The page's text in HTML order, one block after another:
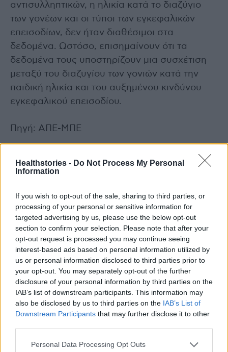
Healthstories - Do Not Process My Personal
Information
If you wish to opt-out of the sale, sharing to third parties, or
processing of your personal or sensitive information for
targeted advertising by us, please use the below opt-out
section to confirm your selection. Please note that after your
opt-out request is processed you may continue seeing
interest-based ads based on personal information utilized by
us or personal information disclosed to third parties prior to
your opt-out. You may separately opt-out of the further
disclosure of your personal information by third parties on the
IAB’s list of downstream participants. This information may
also be disclosed by us to third parties on the IAB’s List of
Downstream Participants that may further disclose it to other
Personal Data Processing Opt Outs
αντισυλληπτικών, η ηλικία κατά το διαζύγιο
των γονέων και οι τύποι των εγκεφαλικών
επεισοδίων, δεν ήταν διαθέσιμοι στα
δεδομένα. Ωστόσο, επισημαίνουν ότι τα
δεδομένα τους υποστηρίζουν μια συσχέτιση
μεταξύ του διαζυγίου των γονιών κατά την
παιδική ηλικία και του αυξημένου κινδύνου
εγκεφαλικού επεισοδίου.
Πηγή: ΑΠΕ-ΜΠΕ
Έκρηξη Θεμιστοκλέους στη Βουλή κατά του
ΣΥΡΙΖΑ, για τα ασθενοφόρα του ΕΚΑΒ
Τι σημαίνουν τα μέτρα Γεωργιάδη για τα
Φάρμακα Υψηλού Κόστους και πότε θα
τελειώσει η ταλαιπωρία των ασφαλισμένων